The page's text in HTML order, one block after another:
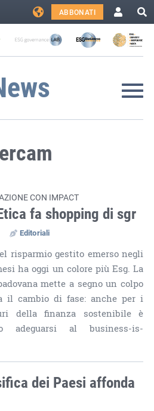
ABBONATI
CON IMPACT
fa shopping di sgr
Editoriali
risparmio gestito emerso negli
ha oggi un colore più Esg. La
mette a segno un colpo
il cambio di fase: anche per i
della finanza sostenibile è
adeguarsi al business-is-
dei Paesi affonda